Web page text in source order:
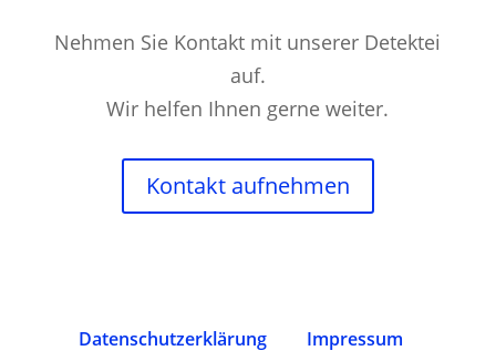
Nehmen Sie Kontakt mit unserer Detektei
auf.
Wir helfen Ihnen gerne weiter.
Kontakt aufnehmen
Datenschutz­erklärung
Impressum